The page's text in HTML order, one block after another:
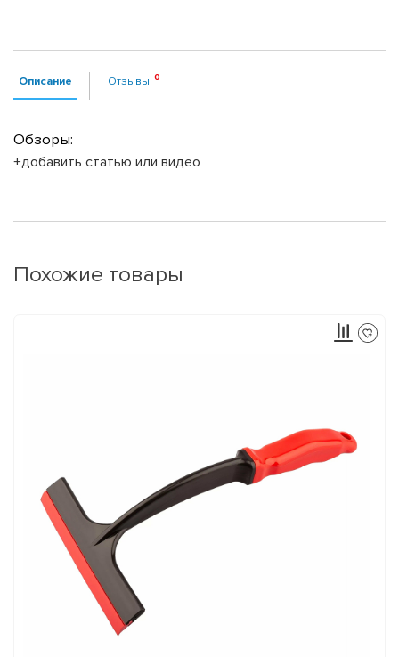
Описание Отзывы
Обзоры:
+добавить статью или видео
Похожие товары